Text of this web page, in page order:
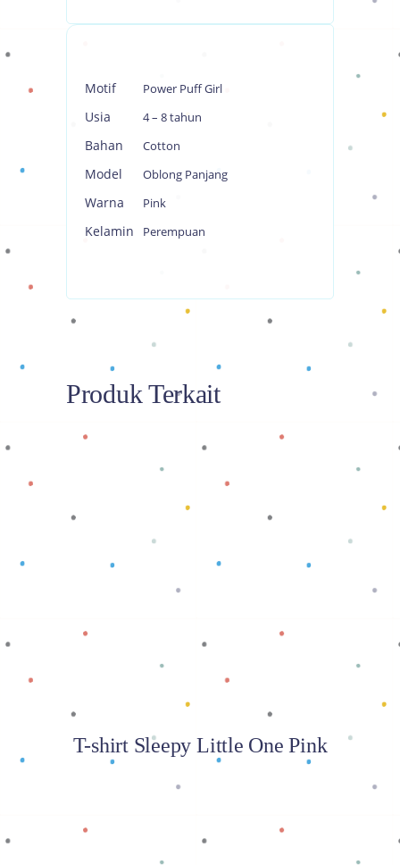
Motif Power Puff Girl
Usia 4 – 8 tahun
Bahan Cotton
Model Oblong Panjang
Warna Pink
Kelamin Perempuan
Produk Terkait
T-shirt Sleepy Little One Pink